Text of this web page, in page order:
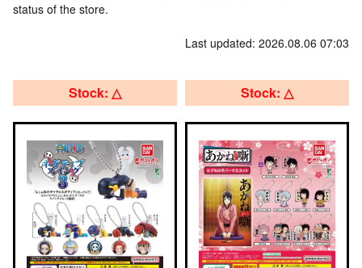
status of the store.
Last updated: 2026.08.06 07:03
Stock: △ Stock: △